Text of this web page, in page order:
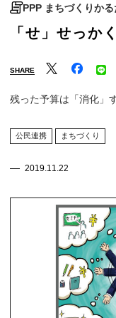
PPP まちづくりかる
「せ」せっか
SHARE
残った予算は「消化」
公民連携 まちづくり
2019.11.22